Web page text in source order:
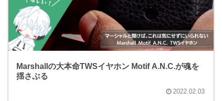
Marshallの大本命TWSイヤホン Motif A.N.C.が魂を
揺さぶる
2022.02.03